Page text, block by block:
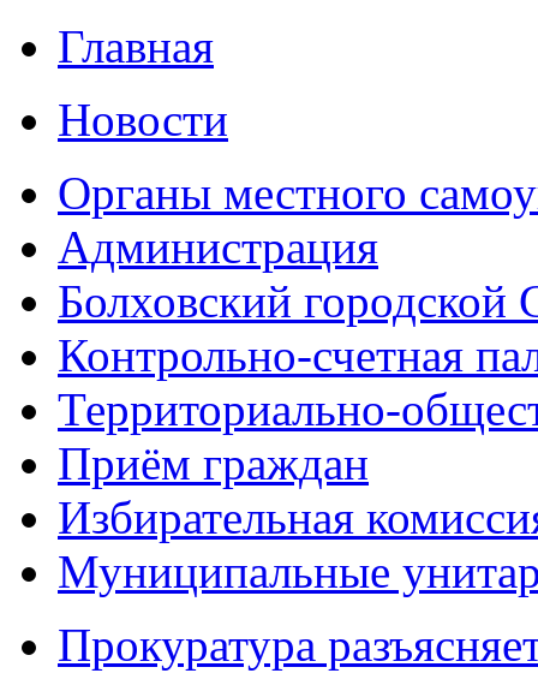
Главная
Новости
Органы местного
Администрация
Болховский городской
Контрольно-счетная
Территориально-
Приём граждан
Избирательная
Муниципальные
Прокуратура